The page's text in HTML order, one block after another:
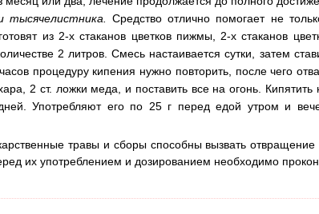
тысячелистника.Средство отлично помогает не
из 2-х стаканов цветков пижмы, 2-х стаканов
2 литров. Смесь настаивается сутки, затем
процедуру кипения нужно повторить, после чего
2 ст. ложки меда, и поставить все на огонь.
Употребляют его по 25 г перед едой утром и
травы и сборы способны вызвать
их употреблением и дозированием необходимо